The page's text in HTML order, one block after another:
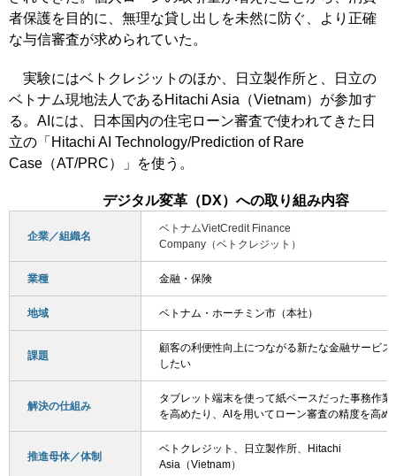
者保護を目的に、無理な貸し出しを未然に防ぐ、より正確
な与信審査が求められていた。
実験にはベトクレジットのほか、日立製作所と、日立の
ベトナム現地法人であるHitachi Asia（Vietnam）が参加す
る。AIには、日本国内の住宅ローン審査で使われてきた日
立の「Hitachi AI Technology/Prediction of Rare
Case（AT/PRC）」を使う。
デジタル変革（DX）への取り組み内容
企業／組織名
ベトナムVietCredit Finance
Company（ベトクレジット）
業種 金融・保険
地域 ベトナム・ホーチミン市（本社）
課題
顧客の利便性向上につながる新たな金融サービス
したい
解決の仕組み
タブレット端末を使って紙ベースだった事務作業
を高めたり、AIを用いてローン審査の精度を高め
推進母体／体制
ベトクレジット、日立製作所、Hitachi
Asia（Vietnam）